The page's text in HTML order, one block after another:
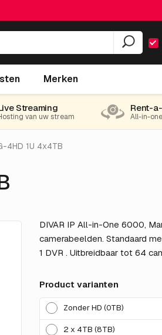
Merken
Streaming
van uw stream
Rent-
All-in-
4HD 1U 4x4TB
DIVAR IP All-in-One 6000,
camerabeelden. Standaard
1 DVR . Uitbreidbaar tot 64
Product varianten
Zonder HD (0TB)
2 x 4TB (8TB)